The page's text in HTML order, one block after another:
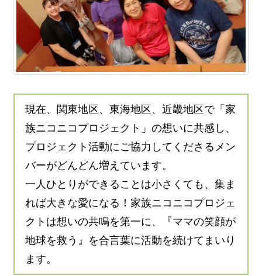
現在、関東地区、東海地区、近畿地区で「家
族ニコニコプロジェクト」の想いに共感し、
プロジェクト活動にご協力してくださるメン
バーがどんどん増えています。
一人ひとりができることは小さくても、集ま
れば大きな愛になる！家族ニコニコプロジェ
クトは想いの共鳴を第一に、『ママの笑顔が
地球を救う』を合言葉に活動を続けてまいり
ます。